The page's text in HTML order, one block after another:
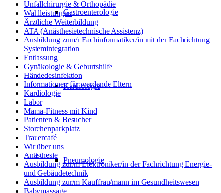
Gastroenterologie
Kardiologie
Pneumologie
Unfallchirurgie & Orthopädie
Wahlleistungen
Ärztliche Weiterbildung
ATA (Anästhesietechnische Assistenz)
Ausbildung zum/r Fachinformatiker/in mit der Fachrichtung
Systemintegration
Entlassung
Gynäkologie & Geburtshilfe
Händedesinfektion
Informationen für werdende Eltern
Kardiologie
Labor
Mama-Fitness mit Kind
Patienten & Besucher
Storchenparkplatz
Trauercafé
Wir über uns
Anästhesie
Ausbildung zur/m Elektroniker/in der Fachrichtung Energie-
und Gebäudetechnik
Ausbildung zur/m Kauffrau/mann im Gesundheitswesen
Babymassage